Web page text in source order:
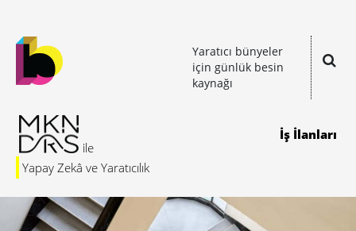
Yaratıcı bünyeler
için günlük besin
kaynağı
Yapay Zekâ ve Yaratıcılık
İş İlanları